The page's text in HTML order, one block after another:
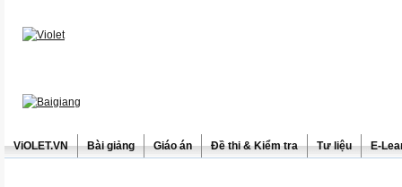
ViOLET.VN Bài giảng Giáo án Đề thi & Kiểm tra Tư liệu E-